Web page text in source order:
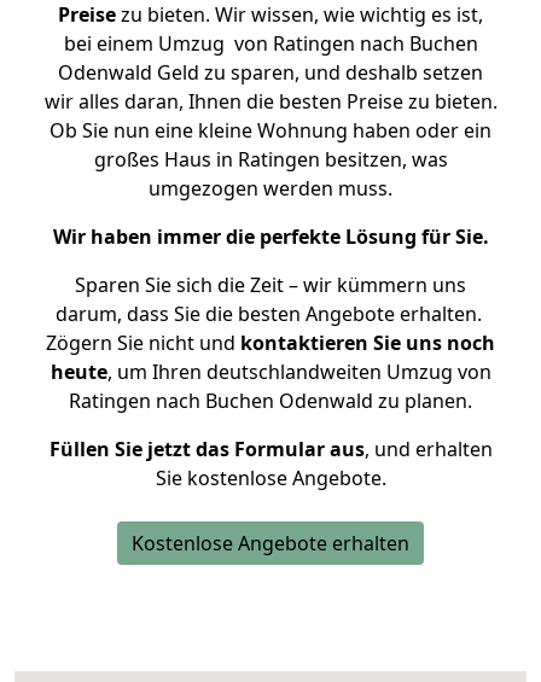
Preisezu bieten. Wir wissen, wie wichtig es ist,
bei einem Umzug von Ratingen nach Buchen
Odenwald Geld zu sparen, und deshalb setzen
wir alles daran, Ihnen die besten Preise zu bieten.
Ob Sie nun eine kleine Wohnung haben oder ein
großes Haus in Ratingen besitzen, was
umgezogen werden muss.
Wir haben immer die perfekte Lösung für Sie.
Sparen Sie sich die Zeit – wir kümmern uns
darum, dass Sie die besten Angebote erhalten.
Zögern Sie nicht und kontaktieren Sie uns noch
heute, um Ihren deutschlandweiten Umzug von
Ratingen nach Buchen Odenwald zu planen.
Füllen Sie jetzt das Formular aus, und erhalten
Sie kostenlose Angebote.
Kostenlose Angebote erhalten